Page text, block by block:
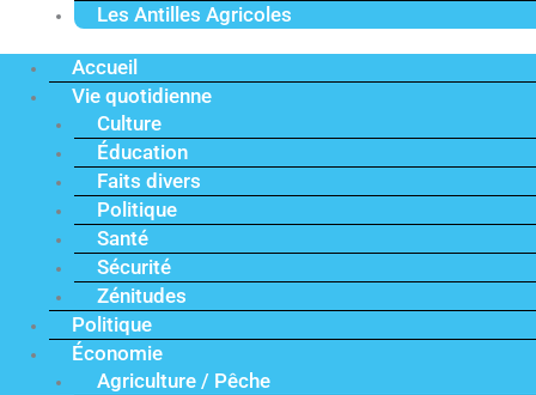
Les Antilles Agricoles
Accueil
Vie quotidienne
Culture
Éducation
Faits divers
Politique
Santé
Sécurité
Zénitudes
Politique
Économie
Agriculture / Pêche